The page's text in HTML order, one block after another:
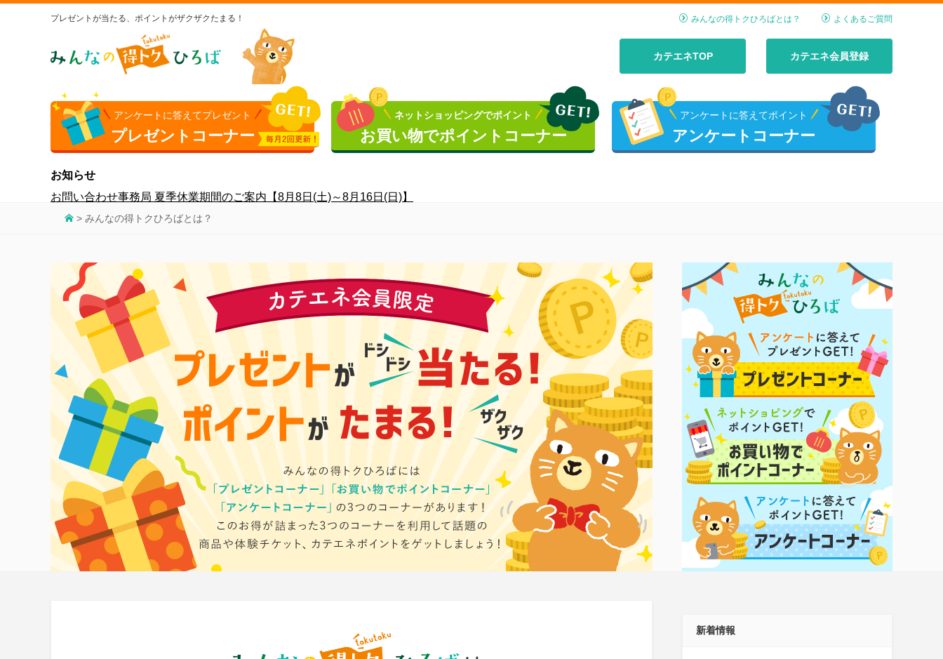
プレゼントが当たる、ポイントがザクザクたまる！ みんなの得トクひろばとは？ よくあるご質問
カテエネTOP カテエネ会員登録
アンケートに答えてプレゼント
プレゼントコーナー
ネットショッピングでポイント
お買い物でポイントコーナー
アンケートに答えてポイント
アンケートコーナー
お知らせ
お問い合わせ事務局 夏季休業期間のご案内【8月8日(土)～8月16日(日)】
> みんなの得トクひろばとは？
新着情報